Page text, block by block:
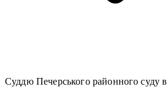
Суддю Печерського районного суду